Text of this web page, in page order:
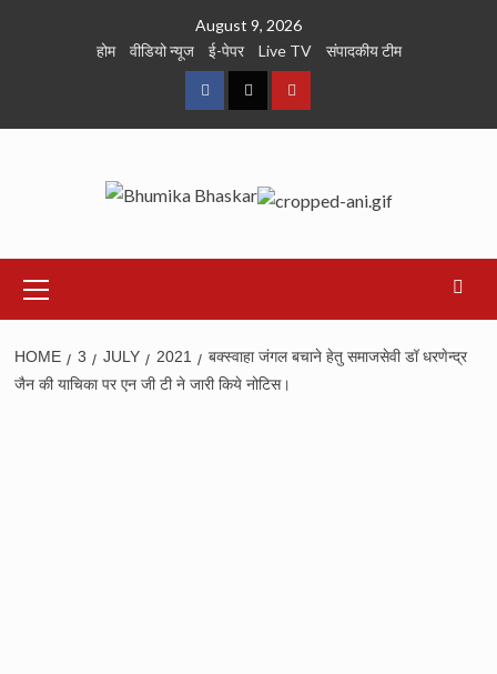
August 9, 2026
होम
वीडियो न्यूज ई-पेपर Live TV संपादकीय टीम
FacebookTwitterYoutube
Menu
HOME 3 JULY 2021
बक्स्वाहा जंगल बचाने हेतु समाजसेवी डॉ धरणेन्द्र
जैन की याचिका पर एन जी टी ने जारी किये नोटिस।